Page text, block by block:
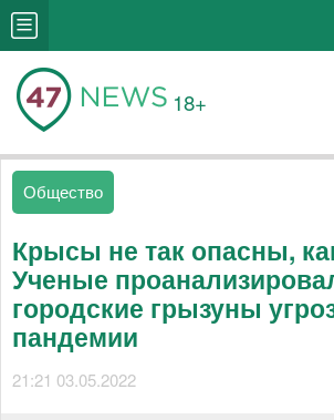
18+
Общество
Крысы не так опасны,
Ученые
городские грызуны
пандемии
21:21 03.05.2022